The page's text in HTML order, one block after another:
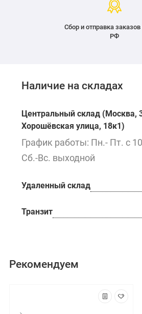
Сбор и отправка заказов
РФ
Наличие на складах
Центральный склад (Москва,
Хорошёвская улица, 18к1)
График работы: Пн.- Пт. с
Сб.-Вс. выходной
Удаленный склад
Транзит
Рекомендуем